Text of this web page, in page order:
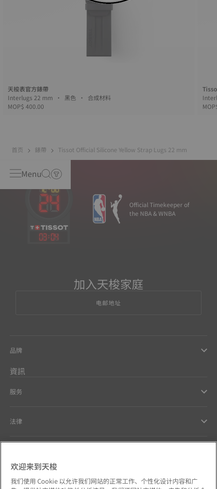
天梭表官方錶帶
Interlugs 22 mm • 黑色 • 合成材料
MOP$ 400.00
首页 錶帶 Tissot Official Silicone Yellow Strap Lugs 22 mm
Menu
03:04
Official Timekeeper of
the NBA & WNBA
加入天梭家庭
电邮地址
品牌
資訊
服务
法律
Our commitments
欢迎来到天梭
我们使用 Cookie 以允许我们网站的正常工作、个性化设计内容和广